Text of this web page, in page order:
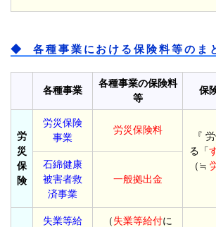
◆ 各種事業における保険料等の
各種事業
各種事業の保険料
等
保
労
災
保
険
労災保険
事業
労災保険料
『
る「
（≒
石綿健康
被害者救
済事業
一般拠出金
失業等給
（失業等給付に